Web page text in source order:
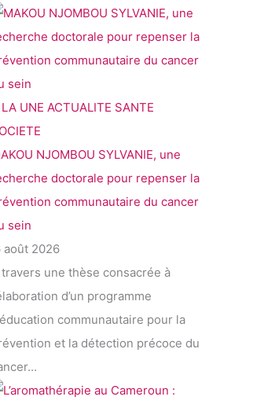
UNE ACTUALITE SANTE
NJOMBOU SYLVANIE, une
doctorale pour repenser la
communautaire du cancer
sein
août 2026
une thèse consacrée à
d’un programme
communautaire pour la
et la détection précoce du